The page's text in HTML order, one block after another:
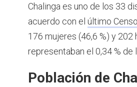
Chalinga es uno de los 33
acuerdo con el último
176 mujeres (46,6 %) y 202
representaban el 0,34 % de
Población de